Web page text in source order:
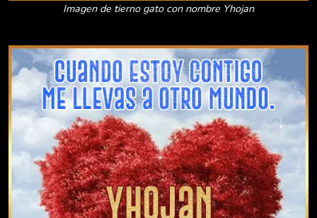
Imagen de tierno gato con nombre Yhojan